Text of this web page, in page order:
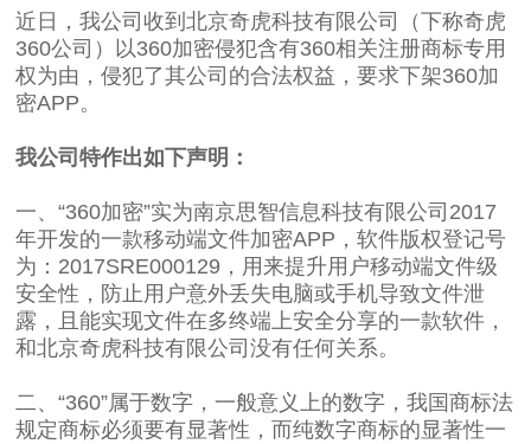
近日，我公司收到北京奇虎科技有限公司（下称奇虎
360公司）以360加密侵犯含有360相关注册商标专用
权为由，侵犯了其公司的合法权益，要求下架360加
密APP。
我公司特作出如下声明：
一、“360加密”实为南京思智信息科技有限公司2017
年开发的一款移动端文件加密APP，软件版权登记号
为：2017SRE000129，用来提升用户移动端文件级
安全性，防止用户意外丢失电脑或手机导致文件泄
露，且能实现文件在多终端上安全分享的一款软件，
和北京奇虎科技有限公司没有任何关系。
二、“360”属于数字，一般意义上的数字，我国商标法
规定商标必须要有显著性，而纯数字商标的显著性一